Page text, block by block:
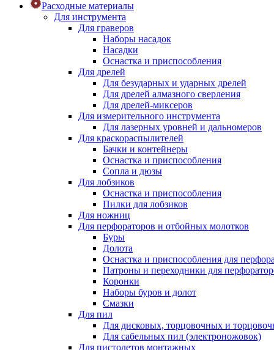
Расходные материалы
Для инструмента
Для граверов
Наборы насадок
Насадки
Оснастка и приспособления
Для дрелей
Для безударных и ударных дрелей
Для дрелей алмазного сверления
Для дрелей-миксеров
Для измерительного инструмента
Для лазерных уровней и дальномеров
Для краскораспылителей
Бачки и контейнеры
Оснастка и приспособления
Сопла и дюзы
Для лобзиков
Оснастка и приспособления
Пилки для лобзиков
Для ножниц
Для перфораторов и отбойных молотков
Буры
Долота
Оснастка и приспособления для
Патроны и переходники для
Коронки
Наборы буров и долот
Смазки
Для пил
Для дисковых, торцовочных и
Для сабельных пил (электроножовок)
Для пистолетов монтажных